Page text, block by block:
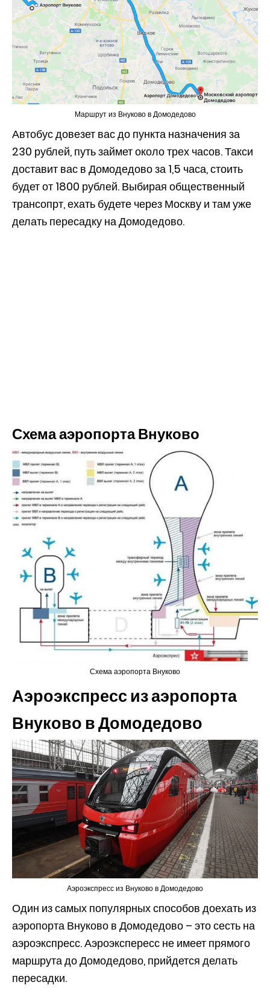
Маршрут из Внуково в Домодедово
Автобус довезет вас до пункта назначения за
230 рублей, путь займет около трех часов. Такси
доставит вас в Домодедово за 1,5 часа, стоить
будет от 1800 рублей. Выбирая общественный
трансопрт, ехать будете через Москву и там уже
делать пересадку на Домодедово.
Схема аэропорта Внуково
Схема аэропорта Внуково
Аэроэкспресс из аэропорта
Внуково в Домодедово
Аэроэкспресс из Внуково в Домодедово
Один из самых популярных способов доехать из
аэропорта Внуково в Домодедово – это сесть на
аэроэкспресс. Аэроэкспересс не имеет прямого
маршрута до Домодедово, прийдется делать
пересадки.